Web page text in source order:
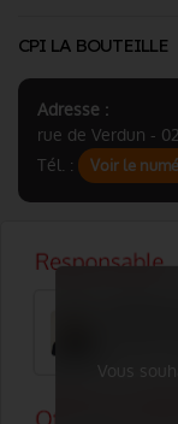
CPI LA BOUTEILLE
Adresse :
rue de Verdun -
Tél. :
Voir le
Vous